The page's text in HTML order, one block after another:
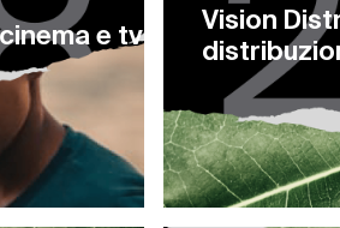
e tv
Vision